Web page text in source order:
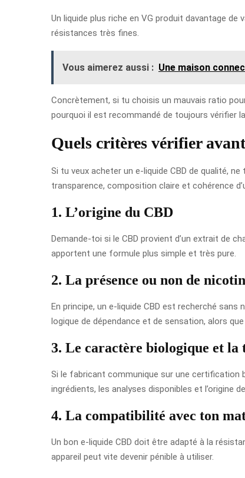
Un liquide plus riche en VG produit davantage
résistances très fines.
Vous aimerez aussi : Une maison
Concrètement, si tu choisis un mauvais ratio
pourquoi il est recommandé de toujours vérifier
Quels critères vérifier
Si tu veux acheter un e-liquide CBD de qualité,
transparence, composition claire et cohérence
1. L’origine du CBD
Demande-toi si le CBD provient d’un extrait de
apportent une formule plus simple et très pure.
2. La présence ou non de
En principe, un e-liquide CBD est recherché
logique de dépendance et de sensation, alors
3. Le caractère biologique et
Si le fabricant communique sur une certification
ingrédients, les analyses disponibles et l’origine
4. La compatibilité avec ton
Un bon e-liquide CBD doit être adapté à la
appareil peut vite devenir pénible à utiliser.